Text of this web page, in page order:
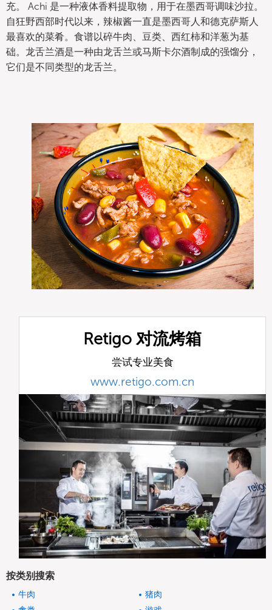
充。 Achi 是一种液体香料提取物，用于在墨西哥调味沙拉。
自狂野西部时代以来，辣椒酱一直是墨西哥人和德克萨斯人
最喜欢的菜肴。食谱以碎牛肉、豆类、西红柿和洋葱为基
础。龙舌兰酒是一种由龙舌兰或马斯卡尔酒制成的强馏分，
它们是不同类型的龙舌兰。
Retigo 对流烤箱
尝试专业美食
www.retigo.com.cn
按类别搜索
牛肉
猪肉